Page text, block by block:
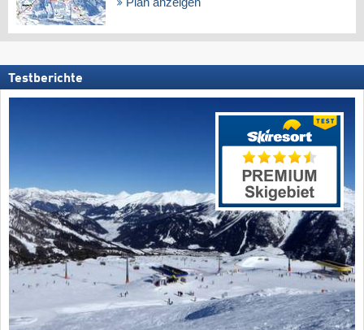
Testberichte